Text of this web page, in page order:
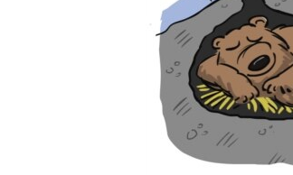
УКРАЇНСЬКА ПРОБЛЕМА КРИМУ